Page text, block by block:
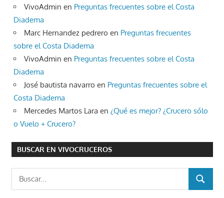
VivoAdmin en Preguntas frecuentes sobre el Costa
Diadema
Marc Hernandez pedrero en Preguntas frecuentes
sobre el Costa Diadema
VivoAdmin en Preguntas frecuentes sobre el Costa
Diadema
José bautista navarro en Preguntas frecuentes sobre el
Costa Diadema
Mercedes Martos Lara en ¿Qué es mejor? ¿Crucero sólo
o Vuelo + Crucero?
BUSCAR EN VIVOCRUCEROS
Buscar:
BUSCAR